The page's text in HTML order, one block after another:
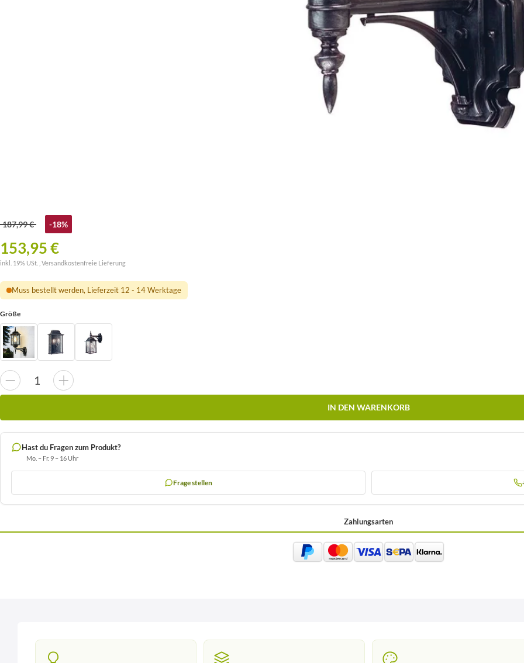
187,99 € -18%
153,95 €
inkl. 19% USt. , Versandkostenfreie Lieferung
Muss bestellt werden, Lieferzeit 12 - 14 Werktage
Größe
IN DEN WARENKORB
Hast du Fragen zum Produkt?
Mo. – Fr. 9 – 16 Uhr
Frage stellen
Zahlungsarten